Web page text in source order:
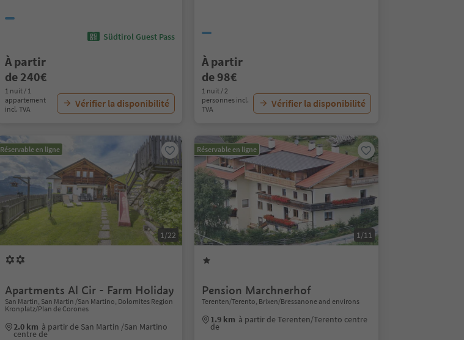
Südtirol Guest Pass
À partir
de 240€
1 nuit / 1
appartement
incl. TVA
Vérifier la disponibilité
À partir
de 98€
1 nuit / 2
personnes incl.
TVA
Vérifier la disponibilité
Réservable en ligne
1/22
Apartments Al Cir - Farm Holiday
San Martin, San Martin /San Martino, Dolomites Region
Kronplatz/Plan de Corones
2.0 km à partir de San Martin /San Martino
centre de
Réservable en ligne
1/11
Pension Marchnerhof
Terenten/Terento, Brixen/Bressanone and environs
1.9 km à partir de Terenten/Terento centre
de